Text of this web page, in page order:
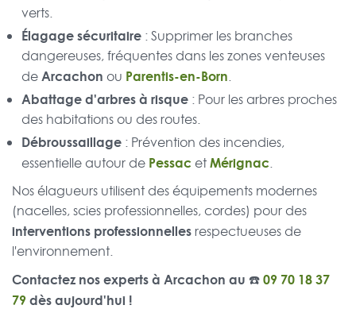
verts.
Élagage sécuritaire : Supprimer les branches
dangereuses, fréquentes dans les zones venteuses
deArcachon ou Parentis-en-Born.
Abattage d'arbres à risque : Pour les arbres proches
des habitations ou des routes.
Débroussaillage : Prévention des incendies,
essentielle autour de Pessac etMérignac.
Nos élagueurs utilisent des équipements modernes
(nacelles, scies professionnelles, cordes) pour des
interventions professionnellesrespectueuses de
l'environnement.
Contactez nos experts à Arcachon au ☎️09 70 18 37
79dès aujourd'hui !